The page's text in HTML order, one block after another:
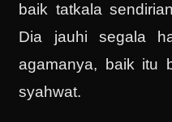
baik tatkala
Dia jauhi segala
agamanya, baik itu
syahwat.